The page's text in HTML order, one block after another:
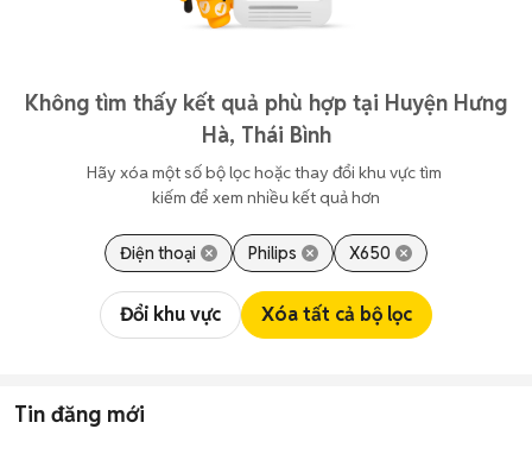
Không tìm thấy kết quả phù hợp tại Huyện Hưng
Hà, Thái Bình
Hãy xóa một số bộ lọc hoặc thay đổi khu vực tìm
kiếm để xem nhiều kết quả hơn
Điện thoại Philips X650
Đổi khu vực Xóa tất cả bộ lọc
Tin đăng mới